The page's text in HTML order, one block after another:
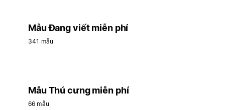
Mẫu Đang viết miễn phí
341 mẫu
Mẫu Thú cưng miễn phí
66 mẫu